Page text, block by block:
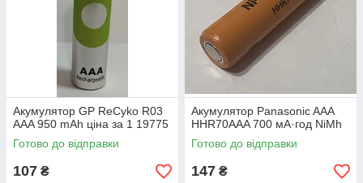
Акумулятор GP ReCyko R03
AAA 950 mAh ціна за 1 19775
Готово до відправки
107 ₴
Акумулятор Panasonic AAA
HHR70AAA 700 мА·год NiMh
Готово до відправки
147 ₴